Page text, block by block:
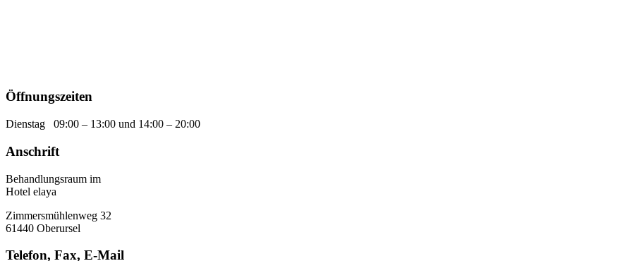
Öffnungszeiten
Dienstag 09:00 – 13:00 und 14:00 – 20:00
Anschrift
Behandlungsraum im
Hotel elaya
Zimmersmühlenweg 32
61440 Oberursel
Telefon, Fax, E-Mail